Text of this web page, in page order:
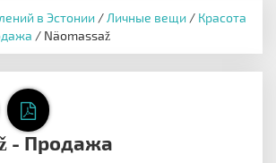
в Эстонии /Личные вещи / Красота
/ Näomassaž
- Продажа